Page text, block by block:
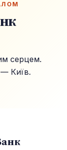
серцем.
Київ.